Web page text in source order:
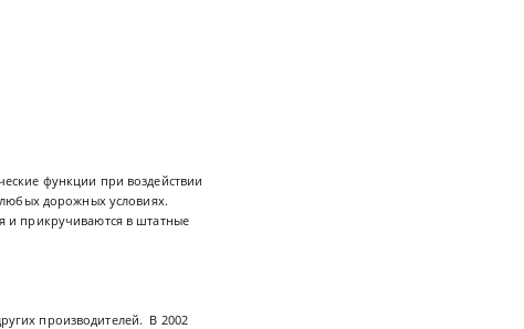
функции при воздействии
дорожных условиях.
и прикручиваются в штатные
производителей. В 2002